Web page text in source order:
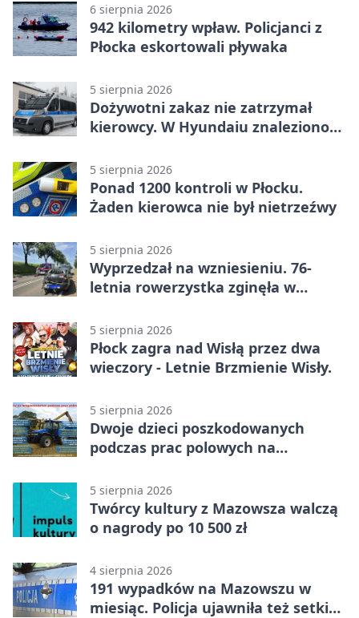
6 sierpnia 2026
942 kilometry wpław. Policjanci z
Płocka eskortowali pływaka
5 sierpnia 2026
Dożywotni zakaz nie zatrzymał
kierowcy. W Hyundaiu znaleziono
5 sierpnia 2026
Ponad 1200 kontroli w Płocku.
Żaden kierowca nie był nietrzeźwy
5 sierpnia 2026
Wyprzedzał na wzniesieniu. 76-
letnia rowerzystka zginęła w
5 sierpnia 2026
Płock zagra nad Wisłą przez dwa
wieczory - Letnie Brzmienie Wisły.
5 sierpnia 2026
Dwoje dzieci poszkodowanych
podczas prac polowych na
5 sierpnia 2026
Twórcy kultury z Mazowsza walczą
o nagrody po 10 500 zł
4 sierpnia 2026
191 wypadków na Mazowszu w
miesiąc. Policja ujawniła też setki